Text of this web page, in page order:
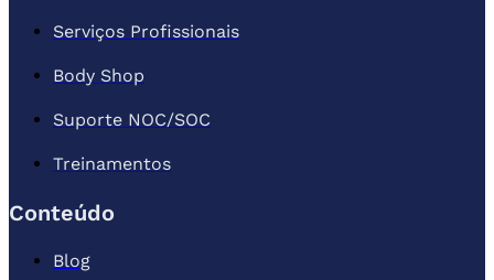
Serviços Profissionais
Body Shop
Suporte NOC/SOC
Treinamentos
Conteúdo
Blog